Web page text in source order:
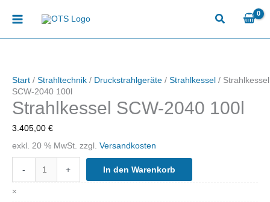
Inhalt
Start / Strahltechnik / Druckstrahlgeräte / Strahlkessel / Strahlkessel
SCW-2040 100l
Strahlkessel SCW-2040 100l
3.405,00 €
exkl. 20 % MwSt. zzgl. Versandkosten
-
SCW-
2040
100l
+ In den Warenkorb
×